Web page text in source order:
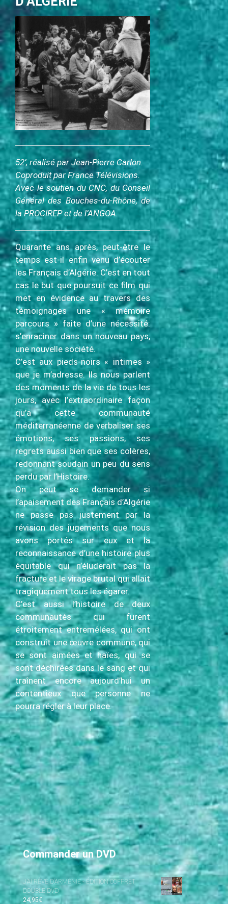
c
i
p
a
52’, réalisé par Jean-Pierre Carlon.
Coproduit par France Télévisions.
Avec le soutien du CNC, du Conseil
Général des Bouches-du-Rhône, de
la PROCIREP et de l’ANGOA.
Quarante ans après, peut-être le
temps est-il enfin venu d’écouter
les Français d’Algérie. C’est en tout
cas le but que poursuit ce film qui
met en évidence au travers des
témoignages une « mémoire
parcours » faite d’une nécessité:
s’enraciner dans un nouveau pays,
une nouvelle société.
C’est aux pieds-noirs « intimes »
que je m’adresse. Ils nous parlent
des moments de la vie de tous les
jours, avec l’extraordinaire façon
qu’a cette communauté
méditerranéenne de verbaliser ses
émotions, ses passions, ses
regrets aussi bien que ses colères,
redonnant soudain un peu du sens
perdu par l’Histoire.
On peut se demander si
l’apaisement des Français d’Algérie
ne passe pas justement par la
révision des jugements que nous
avons portés sur eux et la
reconnaissance d’une histoire plus
équitable qui n’éluderait pas la
fracture et le virage brutal qui allait
tragiquement tous les égarer.
C’est aussi l’histoire de deux
communautés qui furent
étroitement entremêlées, qui ont
construit une œuvre commune, qui
se sont aimées et haïes, qui se
sont déchirées dans le sang et qui
traînent encore aujourd’hui un
contentieux que personne ne
pourra régler à leur place.
Commander un DVD
J’AI RÊVÉ D’ARMÉNIE - ÉDITION COFFRET
DOUBLE DVD
24,95€